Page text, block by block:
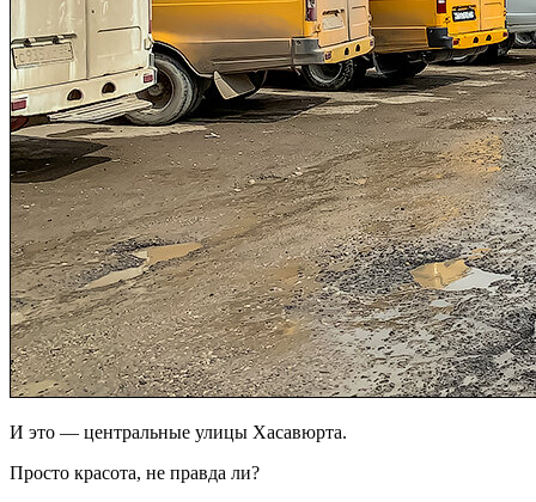
И это — центральные улицы Хасавюрта.
Просто красота, не правда ли?